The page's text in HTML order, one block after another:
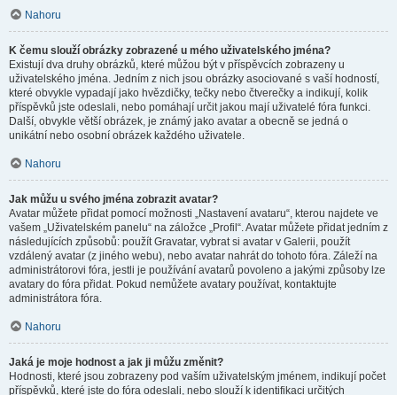
Nahoru
K čemu slouží obrázky zobrazené u mého uživatelského jména?
Existují dva druhy obrázků, které můžou být v příspěvcích zobrazeny u
uživatelského jména. Jedním z nich jsou obrázky asociované s vaší hodností,
které obvykle vypadají jako hvězdičky, tečky nebo čtverečky a indikují, kolik
příspěvků jste odeslali, nebo pomáhají určit jakou mají uživatelé fóra funkci.
Další, obvykle větší obrázek, je známý jako avatar a obecně se jedná o
unikátní nebo osobní obrázek každého uživatele.
Nahoru
Jak můžu u svého jména zobrazit avatar?
Avatar můžete přidat pomocí možnosti „Nastavení avataru“, kterou najdete ve
vašem „Uživatelském panelu“ na záložce „Profil“. Avatar můžete přidat jedním z
následujících způsobů: použít Gravatar, vybrat si avatar v Galerii, použít
vzdálený avatar (z jiného webu), nebo avatar nahrát do tohoto fóra. Záleží na
administrátorovi fóra, jestli je používání avatarů povoleno a jakými způsoby lze
avatary do fóra přidat. Pokud nemůžete avatary používat, kontaktujte
administrátora fóra.
Nahoru
Jaká je moje hodnost a jak ji můžu změnit?
Hodnosti, které jsou zobrazeny pod vaším uživatelským jménem, indikují počet
příspěvků, které jste do fóra odeslali, nebo slouží k identifikaci určitých